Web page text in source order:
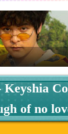
Keyshia
of no